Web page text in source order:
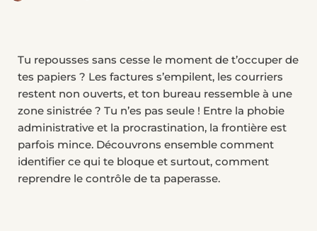
Tu repousses sans cesse le moment de t’occuper de
tes papiers ? Les factures s’empilent, les courriers
restent non ouverts, et ton bureau ressemble à une
zone sinistrée ? Tu n’es pas seule ! Entre la phobie
administrative et la procrastination, la frontière est
parfois mince. Découvrons ensemble comment
identifier ce qui te bloque et surtout, comment
reprendre le contrôle de ta paperasse.